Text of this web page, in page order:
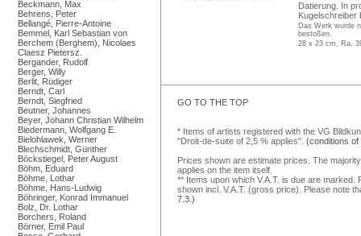
Beckmann, Max
Behrens, Peter
Bellangé, Pierre-Antoine
Bemmel, Karl Sebastian von
Berchem (Berghem), Nicolaes
Claesz Pietersz.
Bergander, Rudolf
Berger, Willy
Berlit, Rüdiger
Berndt, Carl
Berndt, Siegfried
Beutner, Johannes
Beyer, Johann Christian Wilhelm
Biedermann, Wolfgang E.
Bielohlawek, Werner
Blechschmidt, Günther
Böckstiegel, Peter August
Böhm, Eduard
Böhme, Lothar
Böhme, Hans-Ludwig
Böhringer, Konrad Immanuel
Bolz, Dr. Lothar
Borchers, Roland
Börner, Emil Paul
Datierung. In
Kugelschreiber
Das Werk wurde
bestoßen.
28 x 23 cm, Ra.
GO TO THE TOP
* Items of artists registered with the VG
"Droit-de-suite of 2,5 % applies". (conditions of
Prices shown are estimate prices. The
applies on the item itself.
** Items upon which V.A.T. is due are
shown incl. V.A.T. (gross price). Please note
7.3.)